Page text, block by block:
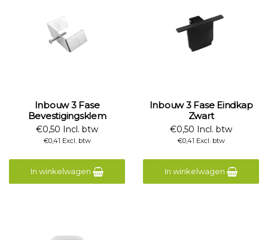
Inbouw 3 Fase
Bevestigingsklem
€0,50 Incl. btw
€0,41 Excl. btw
In winkelwagen
Inbouw 3 Fase Eindkap
Zwart
€0,50 Incl. btw
€0,41 Excl. btw
In winkelwagen